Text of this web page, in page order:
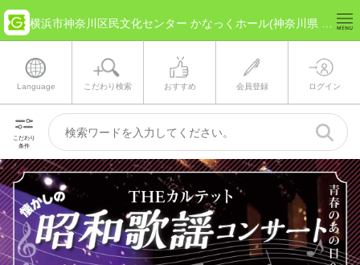
Language こだわり検索 おすすめ 会員登録 ログイン
こだわり
条件